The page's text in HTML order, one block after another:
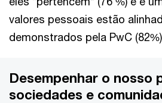
valores pessoais estão
demonstrados pela PwC
Desempenhar o nosso
sociedades e